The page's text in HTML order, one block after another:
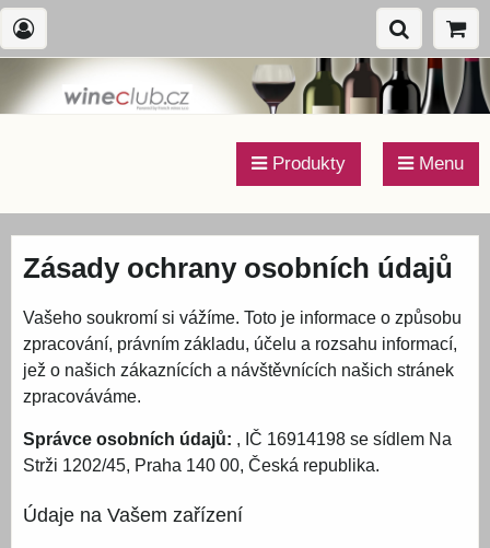
Produkty Menu
Zásady ochrany osobních údajů
Vašeho soukromí si vážíme. Toto je informace o způsobu
zpracování, právním základu, účelu a rozsahu informací,
jež o našich zákaznících a návštěvnících našich stránek
zpracováváme.
Správce osobních údajů: , IČ 16914198 se sídlem Na
Strži 1202/45, Praha 140 00, Česká republika.
Údaje na Vašem zařízení